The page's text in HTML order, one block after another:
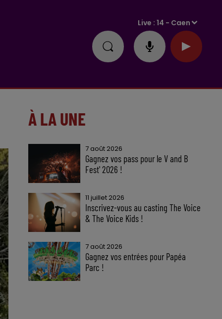
Live :14 - Caen
À LA UNE
7 août 2026
Gagnez vos pass pour le V and B
Fest' 2026 !
11 juillet 2026
Inscrivez-vous au casting The Voice
& The Voice Kids !
7 août 2026
Gagnez vos entrées pour Papéa
Parc !